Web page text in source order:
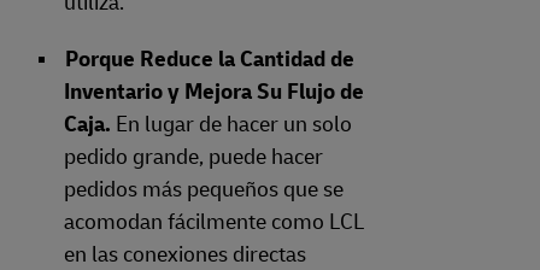
Porque Reduce la Cantidad de
Inventario y Mejora Su Flujo de
Caja. En lugar de hacer un solo
pedido grande, puede hacer
pedidos más pequeños que se
acomodan fácilmente como LCL
en las conexiones directas